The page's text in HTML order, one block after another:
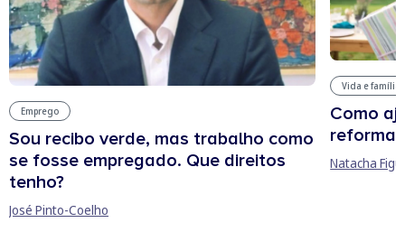
Emprego
Sou recibo verde, mas trabalho como
se fosse empregado. Que direitos
tenho?
José Pinto-Coelho
Vida e família
Como
reforma
Natacha